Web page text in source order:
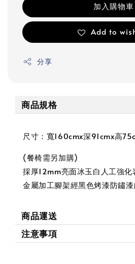
加入購物車
Add to
分享
商品規格
尺寸：寬160cmx深91cmx高
(餐椅需另加購)
採厚12mm亮面冰玉白人工強化
金屬加工腳架經黑色烤漆防鏽漆
商品運送
注意事項